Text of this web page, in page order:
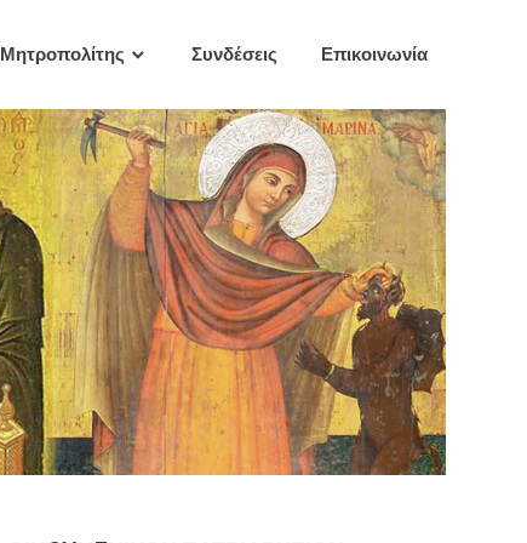
Μητροπολίτης Συνδέσεις Επικοινωνία